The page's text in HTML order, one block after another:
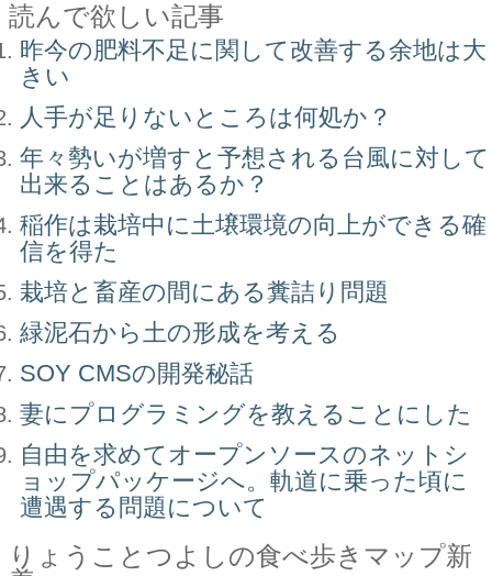
読んで欲しい記事
昨今の肥料不足に関して改善する余地は大
きい
人手が足りないところは何処か？
年々勢いが増すと予想される台風に対して
出来ることはあるか？
稲作は栽培中に土壌環境の向上ができる確
信を得た
栽培と畜産の間にある糞詰り問題
緑泥石から土の形成を考える
SOY CMSの開発秘話
妻にプログラミングを教えることにした
自由を求めてオープンソースのネットシ
ョップパッケージへ。軌道に乗った頃に
遭遇する問題について
りょうことつよしの食べ歩きマップ新